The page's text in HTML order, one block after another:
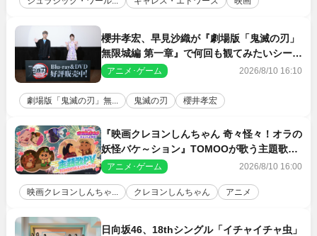
櫻井孝宏、早見沙織が『劇場版「鬼滅の刃」
無限城編 第一章』で何回も観てみたいシーン
とは？ イベントレポート到着
アニメ･ゲーム 2026/8/10 16:10
劇場版「鬼滅の刃」無... 鬼滅の刃 櫻井孝宏
『映画クレヨンしんちゃん 奇々怪々！オラの
妖怪バケ～ション』TOMOOが歌う主題歌
「大人になったら」PV解禁
アニメ･ゲーム 2026/8/10 16:00
映画クレヨンしんちゃ... クレヨンしんちゃん アニメ
日向坂46、18thシングル「イチャイチャ虫」